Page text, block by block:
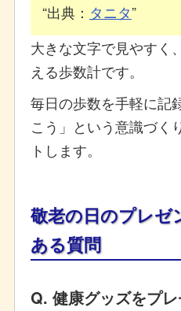
出典： タニタ
大きな文字で見やすく
える歩数計です。
毎日の歩数を手軽に記
こう」という意識づく
トします。
敬老の日のプレゼ
ある質問
Q. 健康グッズをプ